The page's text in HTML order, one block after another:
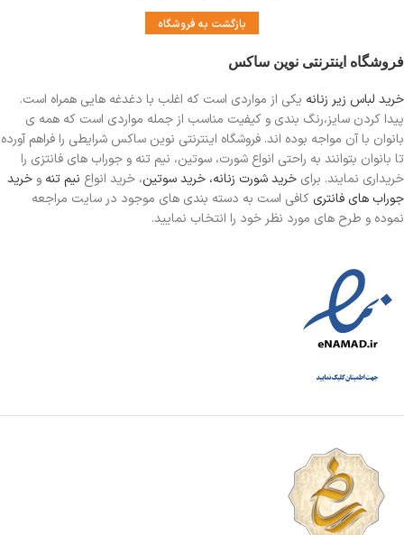
بازگشت به فروشگاه
فروشگاه اینترنتی نوین ساکس
خرید لباس زیر زنانه یکی از مواردی است که اغلب با دغدغه هایی همراه است.
پیدا کردن سایز،رنگ بندی و کیفیت مناسب از جمله مواردی است که همه ی
بانوان با آن مواجه بوده اند. فروشگاه اینترنتی نوین ساکس شرایطی را فراهم آورده
تا بانوان بتوانند به راحتی انواع شورت، سوتین، نیم تنه و جوراب های فانتزی را
خریداری نمایند. برای خرید شورت زنانه، خرید سوتین، خرید انواع نیم تنه و خرید
جوراب های فانتری کافی است به دسته بندی های موجود در سایت مراجعه
نموده و طرح های مورد نظر خود را انتخاب نمایید.